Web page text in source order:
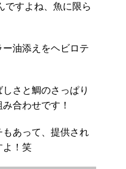
ですよね、魚に限ら
油添えをヘビロテ
さと鯛のさっぱり
合わせです！
あって、提供され
よ！笑